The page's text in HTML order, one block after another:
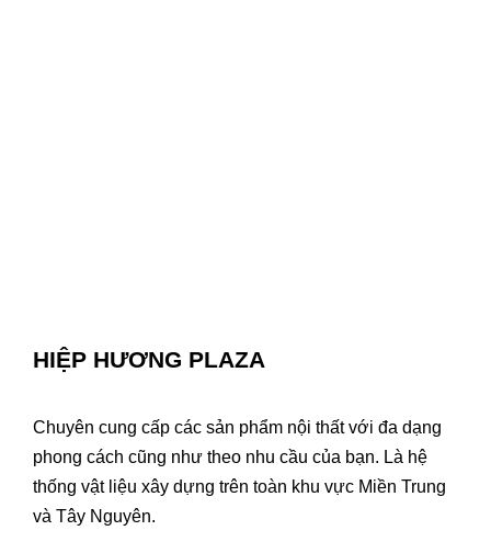
HIỆP HƯƠNG PLAZA
Chuyên cung cấp các sản phẩm nội thất với đa dạng
phong cách cũng như theo nhu cầu của bạn. Là hệ
thống vật liệu xây dựng trên toàn khu vực Miền Trung
và Tây Nguyên.